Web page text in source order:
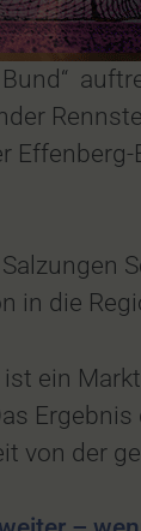
in die
ein
von der